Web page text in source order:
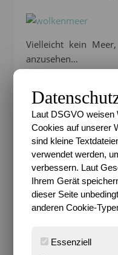
Vielleicht kein
anzusehen…
Frau Mondgras –
Sari Mondgras
Fach-Mutter,
Harmoniesüchtig
und lebe
Laut DSGVO weisen
Cookies auf unserer
sind kleine
verwendet werden,
verbessern. Laut
Ihrem Gerät
dieser Seite
anderen Cookie-
Essenziell